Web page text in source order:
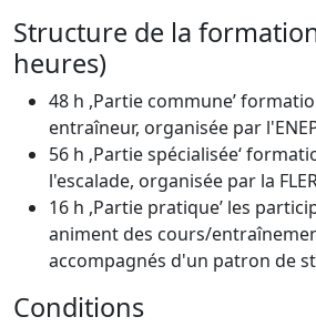
Structure de la
heures)
48 h ,Partie commune’
entraîneur, organisée par
56 h ‚Partie spécialisée‘
l'escalade, organisée par la
16 h ,Partie pratique’ les
animent des cours/
accompagnés d'un patron de
Conditions